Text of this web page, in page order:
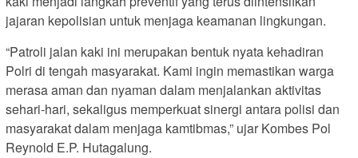
jajaran kepolisian untuk menjaga keamanan lingkungan.
“Patroli jalan kaki ini merupakan bentuk nyata kehadiran
Polri di tengah masyarakat. Kami ingin memastikan warga
merasa aman dan nyaman dalam menjalankan aktivitas
sehari-hari, sekaligus memperkuat sinergi antara polisi dan
masyarakat dalam menjaga kamtibmas,” ujar Kombes Pol
Reynold E.P. Hutagalung.